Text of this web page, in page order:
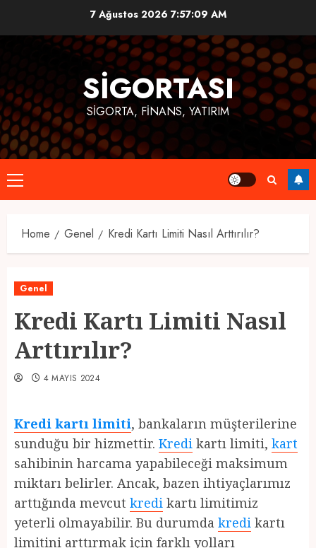
7 Ağustos 20267:57:10 AM
SIGORTASI
SIGORTA, FINANS, YATIRIM
Primary
Menu
Home Genel Kredi Kartı Limiti Nasıl Arttırılır?
Genel
Kredi Kartı Limiti Nasıl
Arttırılır?
4 MAYIS 2024
Kredi kartı limiti, bankaların müşterilerine
sunduğu bir hizmettir. Kredi kartı limiti, kart
sahibinin harcama yapabileceği maksimum
miktarı belirler. Ancak, bazen ihtiyaçlarımız
arttığında mevcut kredi kartı limitimiz
yeterli olmayabilir. Bu durumda kredi kartı
limitini arttırmak için farklı yolları